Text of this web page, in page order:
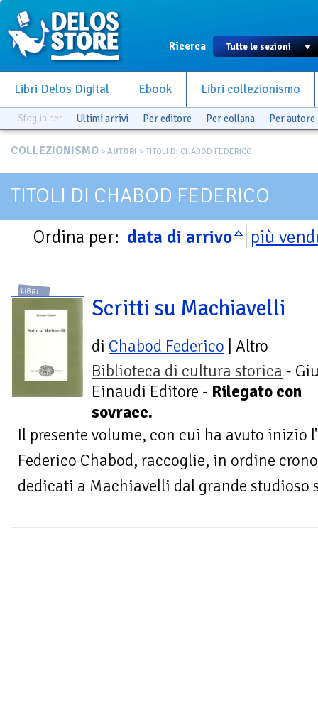
Ricerca
Libri Delos Digital Ebook Libri collezionismo
Sfoglia per Ultimi arrivi Per editore Per collana Per autore
COLLEZIONISMO > AUTORI > TITOLI DI CHABOD FEDERICO
TITOLI DI CHABOD FEDERICO
Ordina per: data di arrivo più
LIBRI
Scritti su Machiavelli
di Chabod Federico | Altro
Biblioteca di cultura storica -
Einaudi Editore - Rilegato con
sovracc.
Il presente volume, con cui ha avuto inizio
Federico Chabod, raccoglie, in ordine
dedicati a Machiavelli dal grande studioso